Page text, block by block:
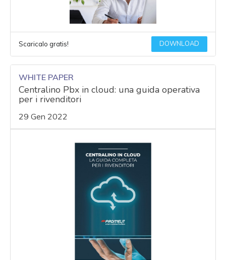
Scaricalo gratis! DOWNLOAD
WHITE PAPER
Centralino Pbx in cloud: una guida operativa
per i rivenditori
29 Gen 2022